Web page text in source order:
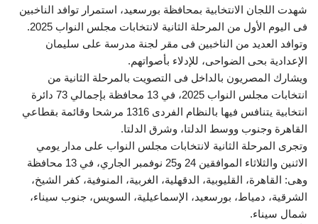
شهدت اللجان الانتخابية بمحافظة بورسعيد، استمرار توافد الناخبين
فى اليوم الأول من المرحلة الثانية لانتخابات مجلس النواب 2025.
وتوافد العديد من الناخبين فى مقر لجنة مدرسة على سليمان
الإعدادية بحى الضواحى، للإدلاء بأصواتهم.
ويشارك المصريون بالداخل فى التصويت بالمرحلة الثانية من
انتخابات مجلس النواب 2025، في 13 محافظة بإجمالي 73 دائرة
انتخابية يتنافس فيها بالنظام الفردى 1316 مرشحا وقائمة بقطاعي
القاهرة وجنوب ووسط الدلتا، وشرق الدلتا.
وتجرى المرحلة الثانية لانتخابات مجلس النواب على مدار يومي
الاثنين والثلاثاء الموافقين 24 و25 نوفمبر الجاري، في 13 محافظة
وهى: القاهرة، القليوبية، الدقهلية، الغربية، المنوفية، كفر الشيخ،
الشرقية، دمياط، بورسعيد، الإسماعيلية، السويس، جنوب سيناء،
شمال سيناء.